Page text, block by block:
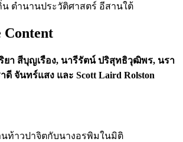
ตำนานประวัติศาสตร์ อีสานใต้
า สีบุญเรือง, นารีรัตน์ ปริสุทธิวุฒิพร, นรา
ดี จันทร์แสง และ Scott Laird Rolston
ท้าวปาจิตกับนางอรพิมในมิติ